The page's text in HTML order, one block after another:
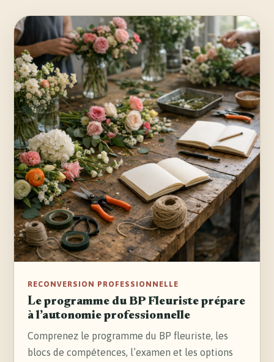
RECONVERSION PROFESSIONNELLE
Le programme du BP Fleuriste prépare
à l’autonomie professionnelle
Comprenez le programme du BP fleuriste, les
blocs de compétences, l’examen et les options